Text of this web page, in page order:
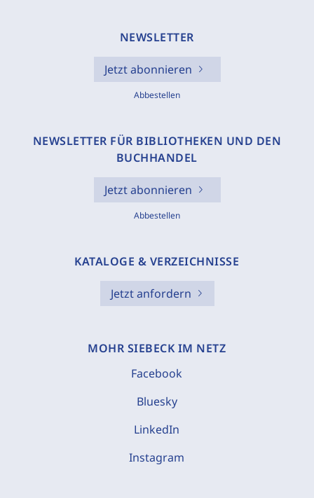
NEWSLETTER
Jetzt abonnieren
Abbestellen
NEWSLETTER FÜR BIBLIOTHEKEN UND DEN
BUCHHANDEL
Jetzt abonnieren
Abbestellen
KATALOGE & VERZEICHNISSE
Jetzt anfordern
MOHR SIEBECK IM NETZ
Facebook
Bluesky
LinkedIn
Instagram